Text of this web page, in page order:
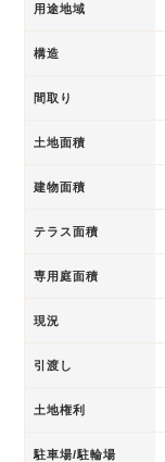
用途地域
構造
間取り
土地面積
建物面積
テラス面積
専用庭面積
現況
引渡し
土地権利
駐車場/駐輪場